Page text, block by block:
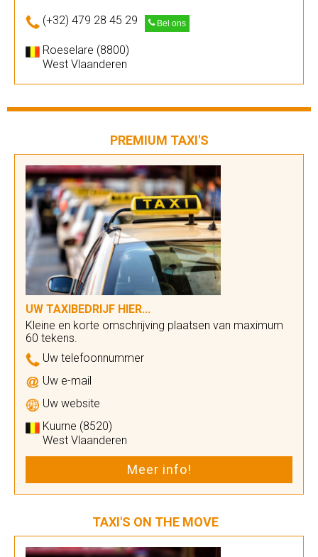
(+32) 479 28 45 29 Bel ons
Roeselare (8800)
West Vlaanderen
PREMIUM TAXI'S
UW TAXIBEDRIJF HIER...
Kleine en korte omschrijving plaatsen van maximum
60 tekens.
Uw telefoonnummer
Uw e-mail
Uw website
Kuurne (8520)
West Vlaanderen
Meer info!
TAXI'S ON THE MOVE